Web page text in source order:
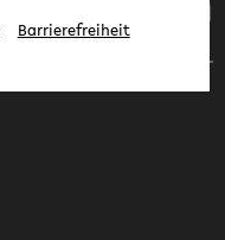
Barrierefreiheit